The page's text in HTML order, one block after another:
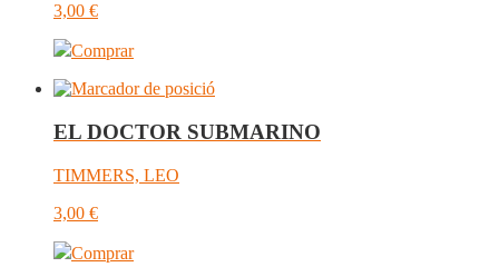
3,00 €
Comprar
EL DOCTOR SUBMARINO
TIMMERS, LEO
3,00 €
Comprar